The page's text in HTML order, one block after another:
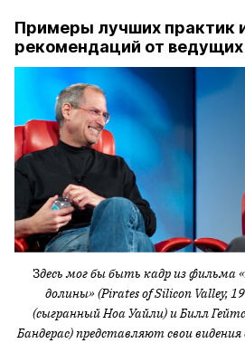
Примеры лучших практик
рекомендаций от
Здесь мог бы быть кадр из фильма
долины» (Pirates of Silicon Valley,
(сыгранный Ноа Уайли) и Билл
Бандерас) представляют свои